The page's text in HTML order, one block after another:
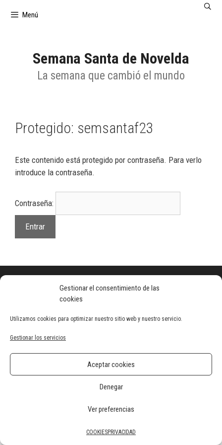
Gestionar el consentimiento de las
cookies
Utilizamos cookies para optimizar nuestro sitio web y nuestro servicio.
Gestionar los servicios
Aceptar cookies
Denegar
Ver preferencias
COOKIESPRIVACIDAD
Menú
Semana Santa de Novelda
La semana que cambió el mundo
Protegido: semsantaf23
Este contenido está protegido por contraseña. Para verlo
introduce la contraseña.
Contraseña: